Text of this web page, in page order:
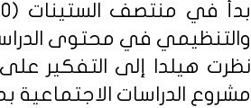
والتنظيمي في محتوى
نظرت هيلدا إلى التفكير
مشروع الدراسات الاجتماعية